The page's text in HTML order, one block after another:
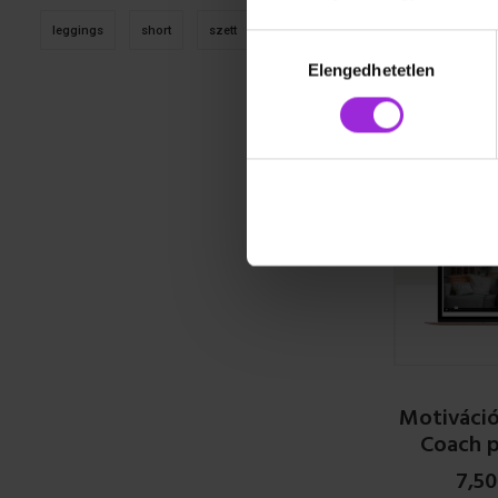
kiválasztásaElengedhetetlen
leggings short szett top
Coach